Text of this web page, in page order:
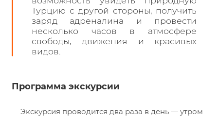
Турцию с другой стороны, получить
заряд адреналина и провести
несколько часов в атмосфере
свободы, движения и красивых
видов.
Программа экскурсии
Экскурсия проводится два раза в день — утром